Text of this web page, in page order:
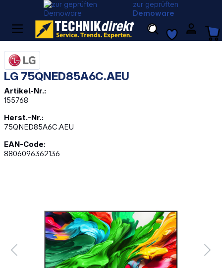
zur geprüften
Demoware
LG 75QNED85A6C.AEU
Artikel-Nr.:
155768
Herst.-Nr.:
75QNED85A6C.AEU
EAN-Code:
8806096362136